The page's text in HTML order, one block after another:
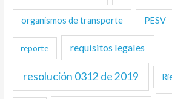
organismos de transporte PESV
reporte requisitos legales
resolución 0312 de 2019